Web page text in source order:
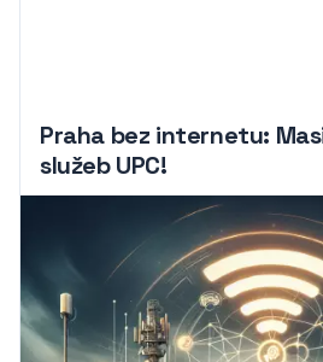
Praha bez internetu:
služeb UPC!